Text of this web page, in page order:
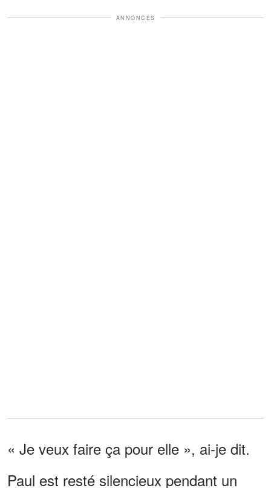
ANNONCES
« Je veux faire ça pour elle », ai-je dit.
Paul est resté silencieux pendant un